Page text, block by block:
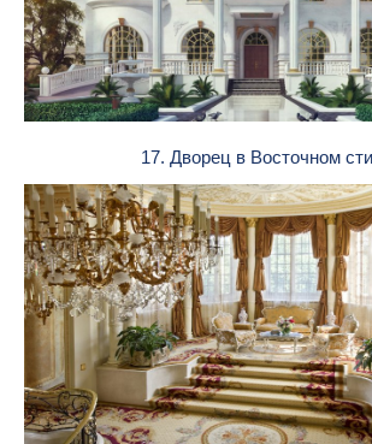
17. Дворец в Восточном